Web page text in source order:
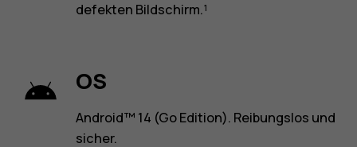
defekten Bildschirm.¹
OS
Android™ 14 (Go Edition). Reibungslos und
sicher.